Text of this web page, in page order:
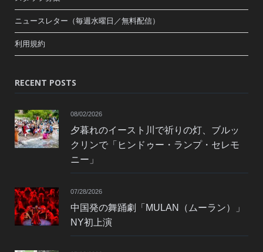
ニュースレター（毎週水曜日／無料配信）
利用規約
RECENT POSTS
08/02/2026
夕暮れのイースト川で祈りの灯、ブルッ
クリンで「ヒンドゥー・ランプ・セレモ
ニー」
07/28/2026
中国発の舞踊劇「MULAN（ムーラン）」
NY初上演